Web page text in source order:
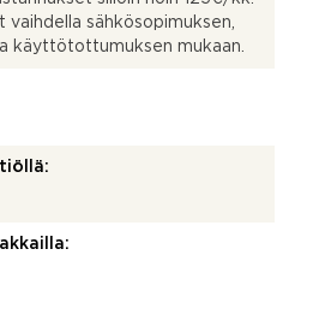
vaihdella sähkösopimuksen,
käyttötottumuksen mukaan.